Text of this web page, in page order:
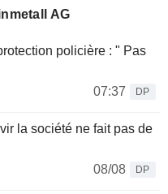
AG
policière : " Pas
07:37
DP
la société ne fait pas de
08/08
DP